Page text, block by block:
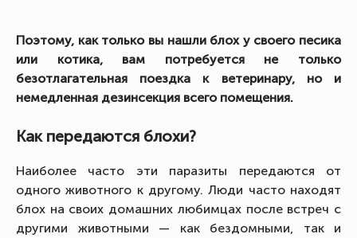
Поэтому, как только вы нашли блох у своего песика
или котика, вам потребуется не только
безотлагательная поездка к ветеринару, но и
немедленная дезинсекция всего помещения.
Как передаются блохи?
Наиболее часто эти паразиты передаются от
одного животного к другому. Люди часто находят
блох на своих домашних любимцах после встреч с
другими животными — как бездомными, так и